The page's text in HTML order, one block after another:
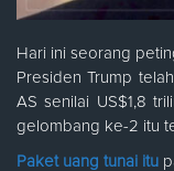
Hari ini seorang
Presiden Trump
AS senilai US$1,8
gelombang ke-2 itu
Paket uang tunai itu